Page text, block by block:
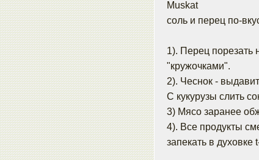
Muskat
соль и перец по-
1). Перец порезать
"кружочками".
2). Чеснок -
С кукурузы слить
3) Мясо заранее
4). Все продукты
запекать в духовке